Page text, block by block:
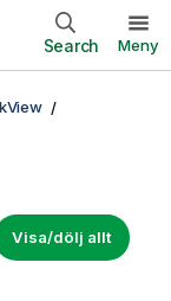
Search Meny
Visa/dölj allt